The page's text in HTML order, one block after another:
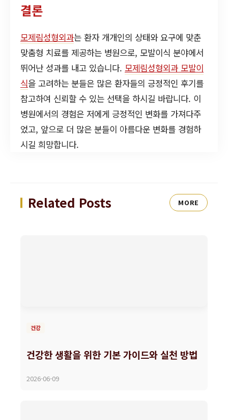
결론
모제림성형외과는 환자 개개인의 상태와 요구에 맞춘
맞춤형 치료를 제공하는 병원으로, 모발이식 분야에서
뛰어난 성과를 내고 있습니다. 모제림성형외과 모발이
식을 고려하는 분들은 많은 환자들의 긍정적인 후기를
참고하여 신뢰할 수 있는 선택을 하시길 바랍니다. 이
병원에서의 경험은 저에게 긍정적인 변화를 가져다주
었고, 앞으로 더 많은 분들이 아름다운 변화를 경험하
시길 희망합니다.
Related Posts MORE
건강
건강한 생활을 위한 기본 가이드와 실천 방법
2026-06-09